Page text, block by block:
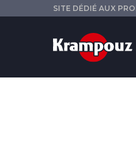
SITE DÉDIÉ AUX